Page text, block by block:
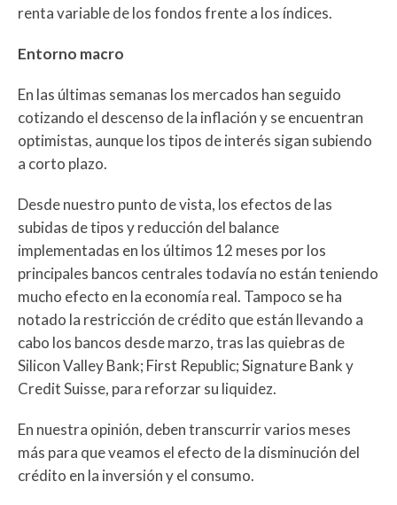
renta variable de los fondos frente a los índices.
Entorno macro
En las últimas semanas los mercados han seguido
cotizando el descenso de la inflación y se encuentran
optimistas, aunque los tipos de interés sigan subiendo
a corto plazo.
Desde nuestro punto de vista, los efectos de las
subidas de tipos y reducción del balance
implementadas en los últimos 12 meses por los
principales bancos centrales todavía no están teniendo
mucho efecto en la economía real. Tampoco se ha
notado la restricción de crédito que están llevando a
cabo los bancos desde marzo, tras las quiebras de
Silicon Valley Bank; First Republic; Signature Bank y
Credit Suisse, para reforzar su liquidez.
En nuestra opinión, deben transcurrir varios meses
más para que veamos el efecto de la disminución del
crédito en la inversión y el consumo.